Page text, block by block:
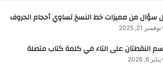
سؤال من مميزات خط النسخ تساوي أحجام الحروف
نوفمبر 21, 2025
النقطتان على التاء في كلمة كتاب متصلة
يناير 6, 2026